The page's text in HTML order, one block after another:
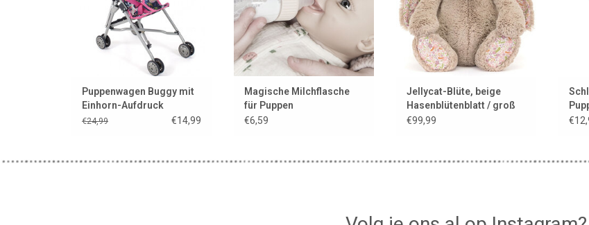
ZUM WARENKORB HINZUFÜGEN
Puppenwagen Buggy mit
Einhorn-Aufdruck
€24,99 €14,99
Magische Milchflasche
für Puppen
€6,59
Jellycat-Blüte, beige
Hasenblütenblatt / groß
€99,99